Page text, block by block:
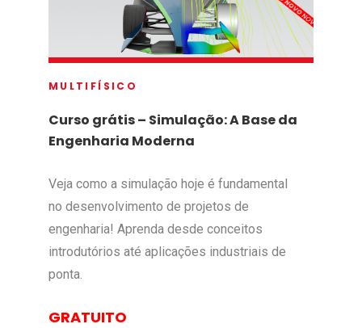
MULTIFÍSICO
Curso grátis – Simulação: A Base da
Engenharia Moderna
Veja como a simulação hoje é fundamental
no desenvolvimento de projetos de
engenharia! Aprenda desde conceitos
introdutórios até aplicações industriais de
ponta.
GRATUITO